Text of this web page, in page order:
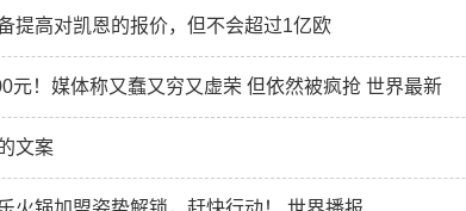
提高对凯恩的报价，但不会超过1亿欧
元！媒体称又蠢又穷又虚荣 但依然被疯抢 世界最新
文案